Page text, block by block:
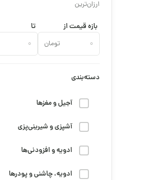
ارزان‌ترین
بازه قیمت از
تومان
تا
دسته‌بندی
آجیل و مغزها
آشپزی و شیرینی‌پزی
ادویه و افزودنی‌ها
ادویه، چاشنی و پودرها